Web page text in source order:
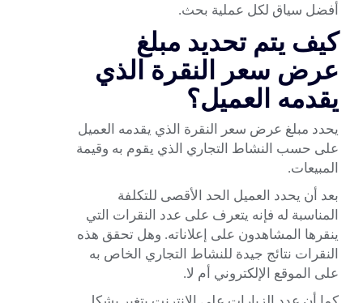
أفضل سياق لكل عملية بحث.
كيف يتم تحديد مبلغ
عرض سعر النقرة الذي
يقدمه العميل؟
يحدد مبلغ عرض سعر النقرة الذي يقدمه العميل
على حسب النشاط التجاري الذي يقوم به وقيمة
المبيعات.
بعد أن يحدد العميل الحد الأقصى للتكلفة
المناسبة له فإنه يتعرف على عدد النقرات التي
ينقرها المشاهدون على إعلاناته. وهل تحقق هذه
النقرات نتائج جيدة للنشاط التجاري الخاص به
على الموقع الإلكتروني أم لا.